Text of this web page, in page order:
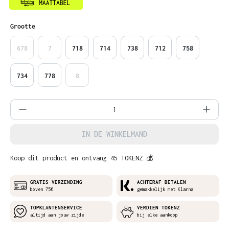
Selecteer
Grootte
678 7 718 714 738 712 758
734 778 8
Producthoeveelheid: Voer de gewenste
IN DE WINKELMAND
Koop dit product en ontvang 45 TOKENZ 💰
GRATIS VERZENDING
boven 75€
ACHTERAF BETALEN
gemakkelijk met Klarna
TOPKLANTENSERVICE
altijd aan jouw zijde
VERDIEN TOKENZ
bij elke aankoop